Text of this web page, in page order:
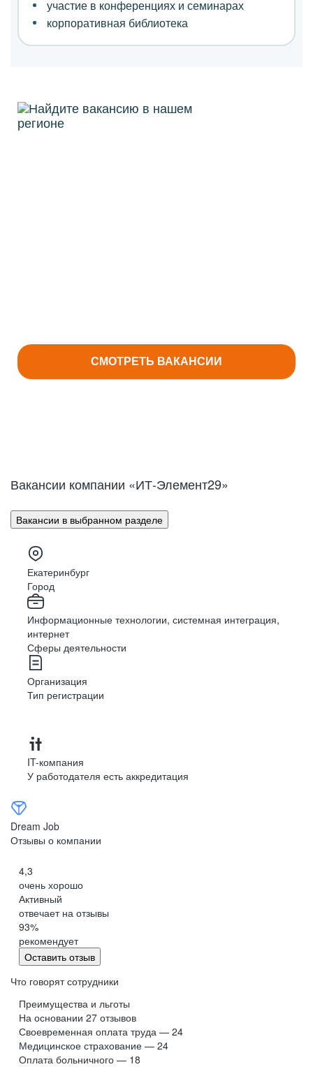
участие в конференциях и семинарах
корпоративная библиотека
СМОТРЕТЬ ВАКАНСИИ
Вакансии компании «ИТ-Элемент29»
Вакансии в выбранном разделе
Екатеринбург
Город
Информационные технологии, системная интеграция,
интернет
Сферы деятельности
Организация
Тип регистрации
IT-компания
У работодателя есть аккредитация
Dream Job
Отзывы о компании
4,3
очень хорошо
Активный
отвечает на отзывы
93%
рекомендует
Оставить отзыв
Что говорят сотрудники
Преимущества и льготы
На основании 27 отзывов
Своевременная оплата труда — 24
Медицинское страхование — 24
Оплата больничного — 18